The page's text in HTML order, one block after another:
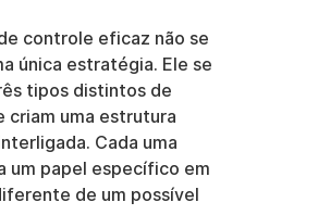
controle eficaz não se
única estratégia. Ele se
tipos distintos de
criam uma estrutura
Cada uma
um papel específico em
de um possível